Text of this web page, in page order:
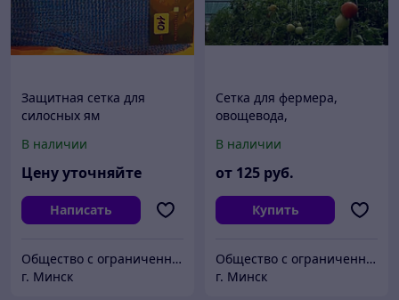
Защитная сетка для
силосных ям
В наличии
Цену уточняйте
Написать
Общество с ограниченной ответственностью «Жилтехтрейд»
г. Минск
Сетка для фермера,
овощевода,
В наличии
от 125 руб.
Купить
Общество с ограниченной ответственностью «Жилтехтрейд»
г. Минск